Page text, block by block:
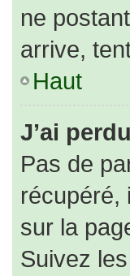
ne
arrive,
Haut
J’ai
Pas de
récupéré,
sur la
Suivez